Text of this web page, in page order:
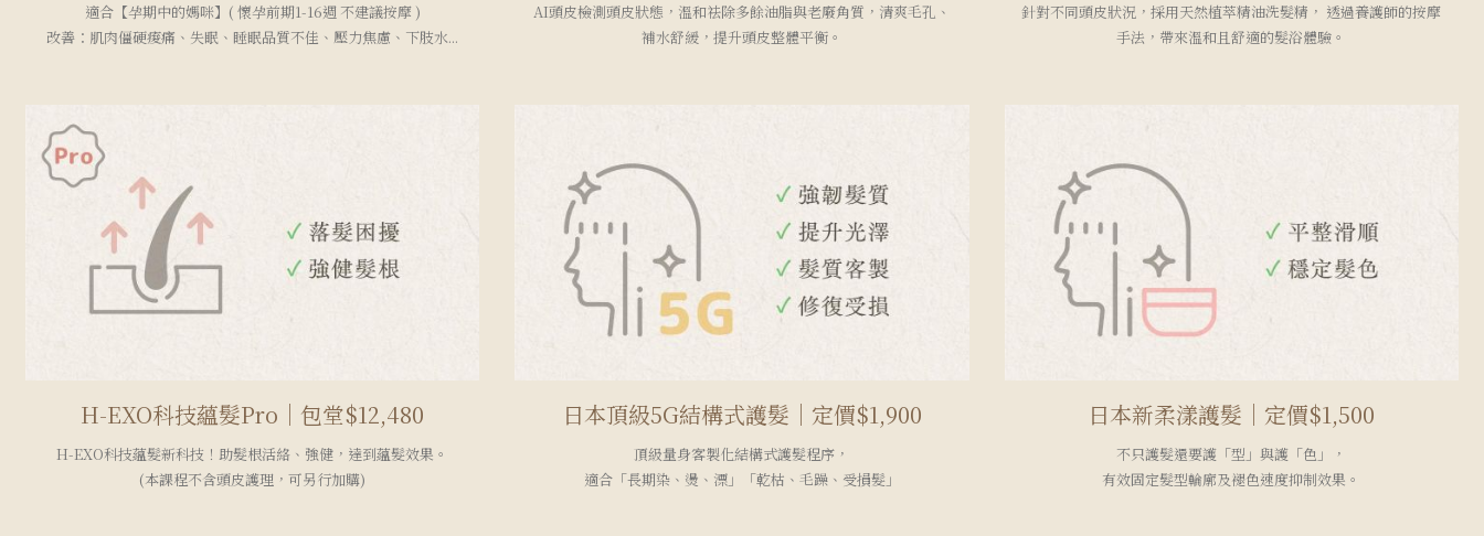
適合【孕期中的媽咪】( 懷孕前期1-16週 不建議按摩 )
改善：肌肉僵硬痠痛、失眠、睡眠品質不佳、壓力焦慮、下肢水...
AI頭皮檢測頭皮狀態，溫和祛除多餘油脂與老廢角質，清爽毛孔、
補水舒緩，提升頭皮整體平衡。
針對不同頭皮狀況，採用天然植萃精油洗髮精， 透過養護師的按摩
手法，帶來溫和且舒適的髮浴體驗。
H-EXO科技蘊髮Pro｜包堂$12,480
H-EXO科技蘊髮新科技！助髮根活絡、強健，達到蘊髮效果。
(本課程不含頭皮護理，可另行加購)
日本頂級5G結構式護髮｜定價$1,900
頂級量身客製化結構式護髮程序，
適合「長期染、燙、漂」「乾枯、毛躁、受損髮」
日本新柔漾護髮｜定價$1,500
不只護髮還要護「型」與護「色」，
有效固定髮型輪廓及褪色速度抑制效果。